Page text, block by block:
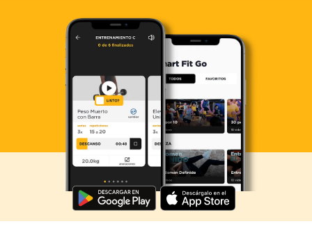
Descarga ahora lo Smart Fit App